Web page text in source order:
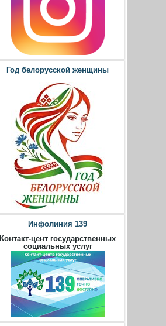
Год белорусской женщины
Инфолиния 139
Контакт-цент государственных
социальных услуг